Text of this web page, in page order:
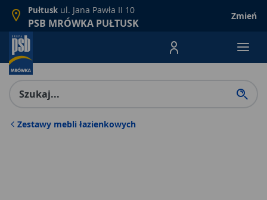
Pułtusk ul. Jana Pawła II 10
PSB MRÓWKA PUŁTUSK
Zmień
Menu Produktów,
Zestawy mebli łazienkowych